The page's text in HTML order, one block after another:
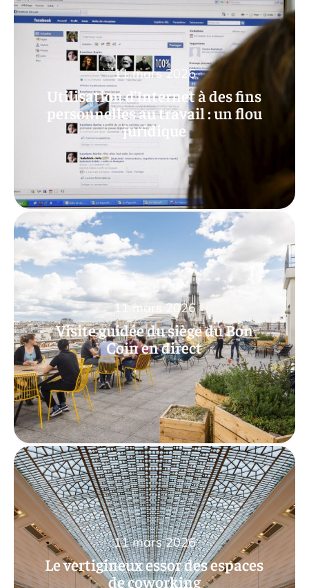
Utilisation d’Internet à des fins
personnelles au travail : un flou
juridique
11 mars 2026
Visite guidée du siège du Bon
Coin en direct
11 mars 2026
Le vertigineux essor des espaces
de coworking
11 mars 2026